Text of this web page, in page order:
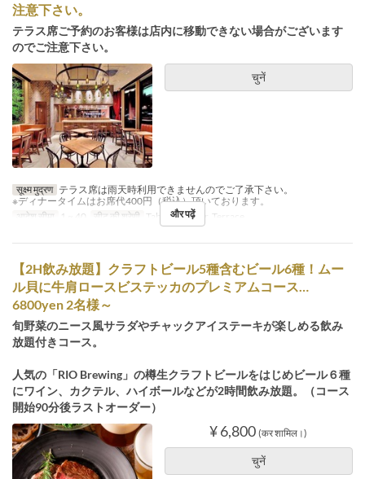
注意下さい。
テラス席ご予約のお客様は店内に移動できない場合がございます
のでご注意下さい。
चुनें
सूक्ष्म मुद्रण テラス席は雨天時利用できませんのでご了承下さい。
※ディナータイムはお席代400円（税込）頂いております。
आदेश सीमा
1 ~ 40 सीट की श्रेणी Table, Counter, Terrace
और पढ़ें
【2H飲み放題】クラフトビール5種含むビール6種！ムー
ル貝に牛肩ロースビステッカのプレミアムコース…
6800yen 2名様～
旬野菜のニース風サラダやチャックアイステーキが楽しめる飲み
放題付きコース。
人気の「RIO Brewing」の樽生クラフトビールをはじめビール６種
にワイン、カクテル、ハイボールなどが2時間飲み放題。（コース
開始90分後ラストオーダー）
¥ 6,800 (कर शामिल।)
चुनें